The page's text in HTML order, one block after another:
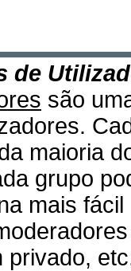
de
são
maioria
grupo
mais
privado,